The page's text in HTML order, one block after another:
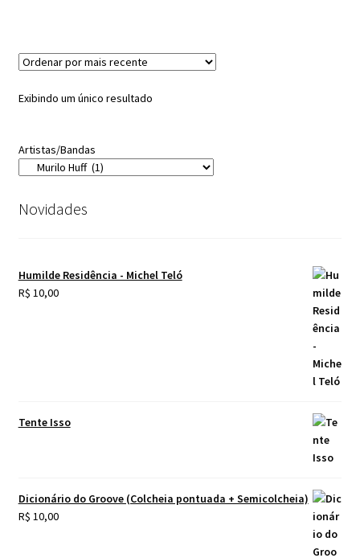
Exibindo um único resultado
Artistas/Bandas
Novidades
Humilde Residência - Michel Teló
R$ 10,00
Tente Isso
Dicionário do Groove (Colcheia pontuada + Semicolcheia)
R$ 10,00